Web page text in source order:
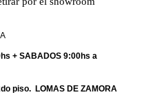
+ SABADOS 9:00hs a
piso. LOMAS DE ZAMORA